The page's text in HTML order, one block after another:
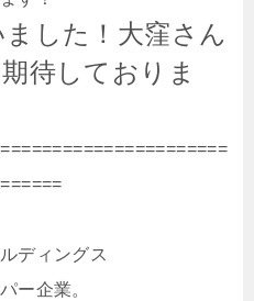
した！大窪さん
待しておりま
ディングス
ー企業。